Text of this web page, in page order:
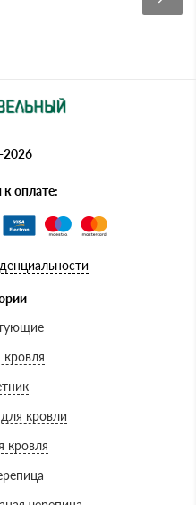
2026
оплате:
кровля
кровли
кровля